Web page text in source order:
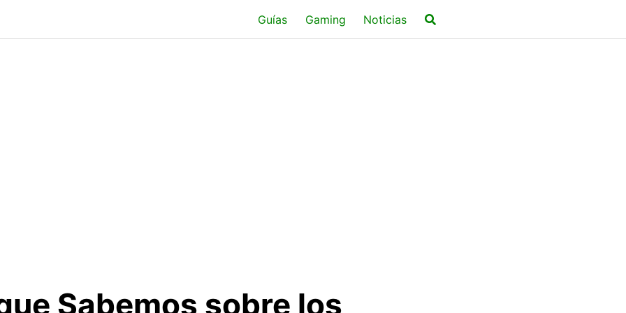
Guías Gaming Noticias
Sabemos sobre los